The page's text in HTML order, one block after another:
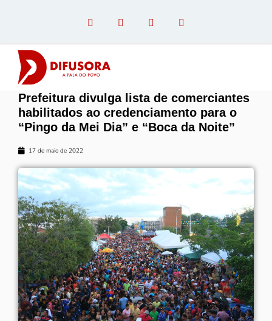
Prefeitura divulga lista de comerciantes
habilitados ao credenciamento para o
“Pingo da Mei Dia” e “Boca da Noite”
17 de maio de 2022